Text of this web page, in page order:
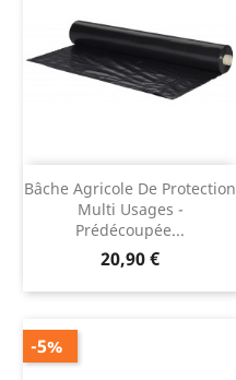
Bâche Agricole De Protection
Multi Usages -
Prédécoupée...
Prix
20,90 €
-5%